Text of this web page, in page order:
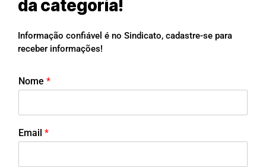
da categoria!
Informação confiável é no Sindicato, cadastre-se para
receber informações!
Nome *
Email *